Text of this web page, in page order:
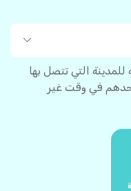
التي تتصل بها
في وقت غير